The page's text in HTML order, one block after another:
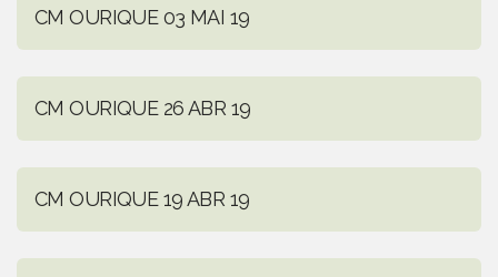
CM OURIQUE 03 MAI 19
CM OURIQUE 26 ABR 19
CM OURIQUE 19 ABR 19